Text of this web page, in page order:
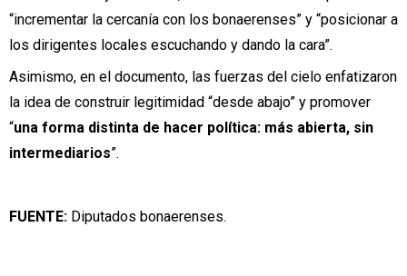
“incrementar la cercanía con los bonaerenses” y “posicionar a
los dirigentes locales escuchando y dando la cara”.
Asimismo, en el documento, las fuerzas del cielo enfatizaron
la idea de construir legitimidad “desde abajo” y promover
“una forma distinta de hacer política: más abierta, sin
intermediarios”.
FUENTE: Diputados bonaerenses.